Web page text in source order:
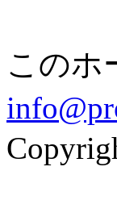
このホ